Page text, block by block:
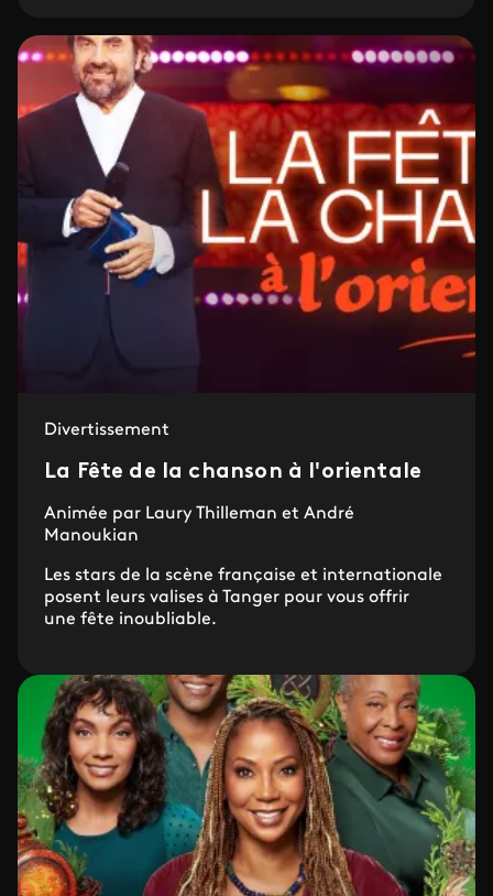
Divertissement
La Fête de la chanson à l'orientale
Animée par Laury Thilleman et André
Manoukian
Les stars de la scène française et internationale
posent leurs valises à Tanger pour vous offrir
une fête inoubliable.